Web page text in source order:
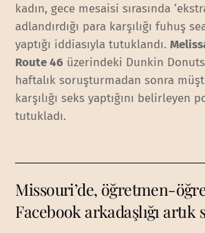
kadın, gece mesaisi sırasında
adlandırdığı para karşılığı fuhuş
yaptığı iddiasıyla tutuklandı.
Route 46 üzerindeki Dunkin
haftalık soruşturmadan sonra
karşılığı seks yaptığını belirleyen
tutukladı.
Missouri’de, öğretmen-
Facebook arkadaşlığı artık